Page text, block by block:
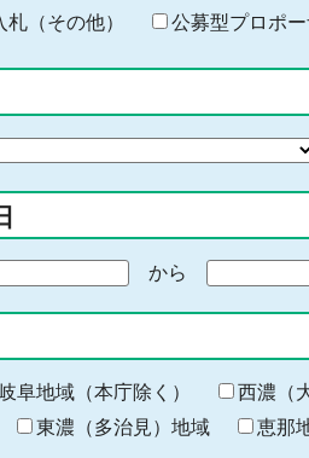
ー
ー
入
力
（その他）
公募型プロポ
から
終
わ
り
阜地域（本庁除く） 西濃（
東濃（多治見）地域 恵那